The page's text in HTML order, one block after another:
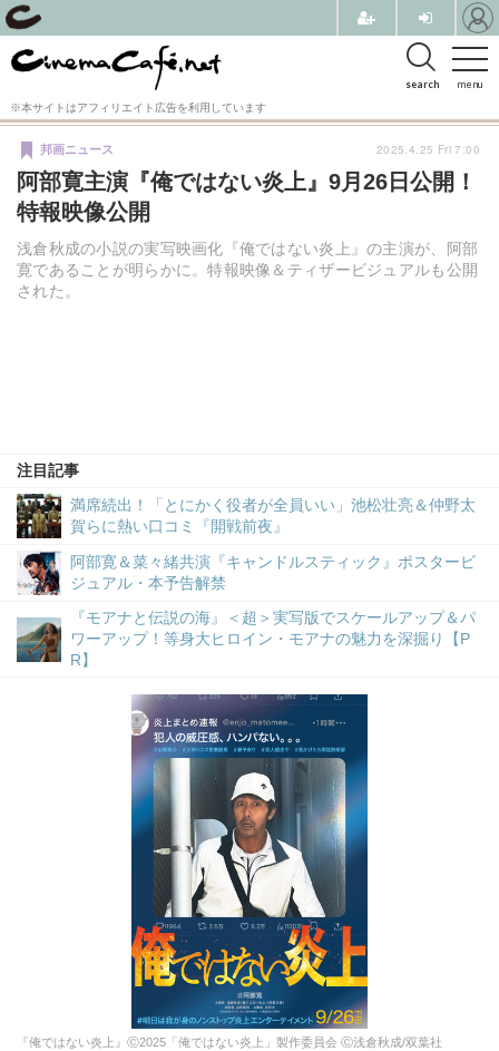
menu
search
※本サイトはアフィリエイト広告を利用しています
阿部寛主演『俺ではない炎上』9月26日公開！
特報映像公開
浅倉秋成の小説の実写映画化『俺ではない炎上』の主演が、阿部
寛であることが明らかに。特報映像＆ティザービジュアルも公開
された。
邦画ニュース
注目記事
満席続出！「とにかく役者が全員いい」池松壮亮＆仲野太
賀らに熱い口コミ『開戦前夜』
阿部寛＆菜々緒共演『キャンドルスティック』ポスタービ
ジュアル・本予告解禁
『モアナと伝説の海』＜超＞実写版でスケールアップ＆パ
ワーアップ！等身大ヒロイン・モアナの魅力を深掘り【P
R】
2025.4.25 Fri 7:00
『俺ではない炎上』Ⓒ2025「俺ではない炎上」製作委員会 Ⓒ浅倉秋成/双葉社